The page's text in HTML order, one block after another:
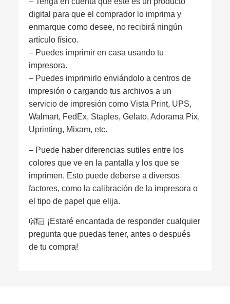
digital para que el comprador lo imprima y
enmarque como desee, no recibirá ningún
artículo físico.
– Puedes imprimir en casa usando tu
impresora.
– Puedes imprimirlo enviándolo a centros de
impresión o cargando tus archivos a un
servicio de impresión como Vista Print, UPS,
Walmart, FedEx, Staples, Gelato, Adorama Pix,
Uprinting, Mixam, etc.
– Puede haber diferencias sutiles entre los
colores que ve en la pantalla y los que se
imprimen. Esto puede deberse a diversos
factores, como la calibración de la impresora o
el tipo de papel que elija.
👐🏻 ¡Estaré encantada de responder cualquier
pregunta que puedas tener, antes o después
de tu compra!